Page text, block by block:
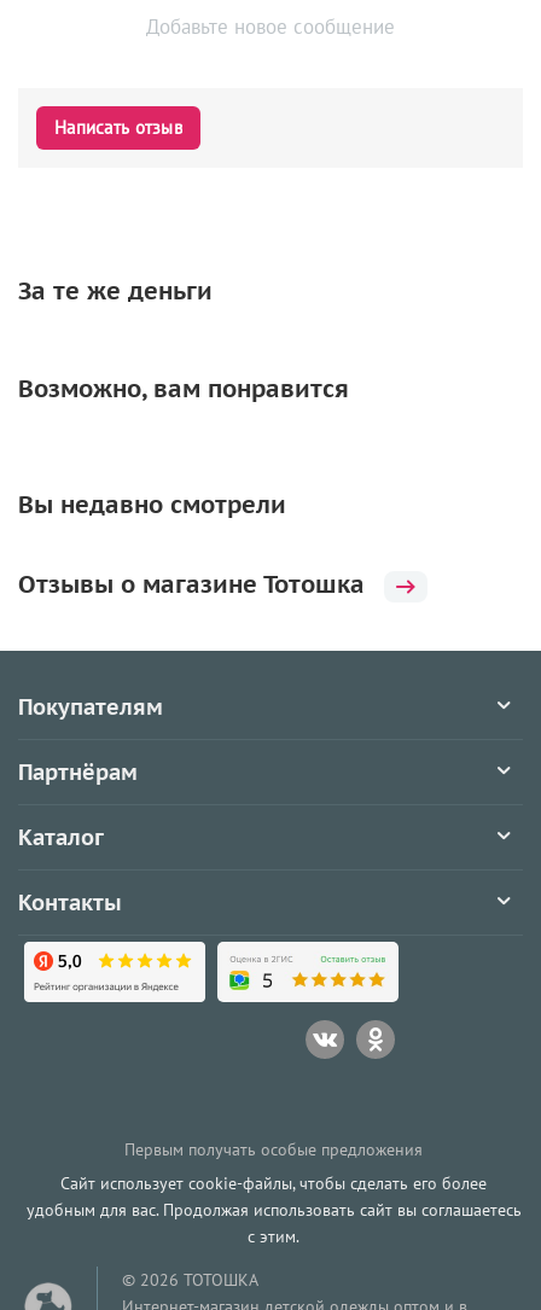
Добавьте новое сообщение
Написать отзыв
За те же деньги
Возможно, вам понравится
Вы недавно смотрели
Отзывы о магазине Тотошка
Покупателям
Партнёрам
Каталог
Контакты
Первым получать особые предложения
Сайт использует cookie-файлы, чтобы сделать его более
удобным для вас. Продолжая использовать сайт вы соглашаетесь
с этим.
© 2026 ТОТОШКА